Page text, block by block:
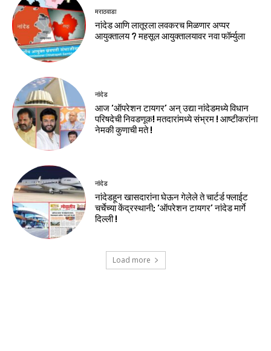
मराठवाडा
नांदेड आणि लातूरला लवकरच मिळणार अप्पर
आयुक्तालय ? महसूल आयुक्तालयावर नवा फॉर्म्युला
नांदेड
आज ‘ऑपरेशन टायगर’ अन् उद्या नांदेडमध्ये विधान
परिषदेची निवडणूक! मतदारांमध्ये संभ्रम ! आष्टीकरांना
नेमकी कुणाची मते !
नांदेड
नांदेडहून खासदारांना घेऊन गेलेले ते चार्टर्ड फ्लाईट
चर्चेच्या केंद्रस्थानी; ‘ऑपरेशन टायगर’ नांदेड मार्गे
दिल्ली !
Load more